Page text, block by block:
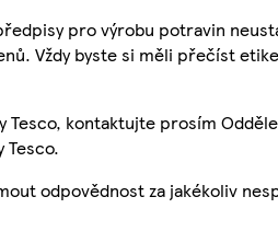
pro výrobu potravin
Vždy byste si měli přečíst
Tesco, kontaktujte prosím
Tesco.
odpovědnost za jakékoliv